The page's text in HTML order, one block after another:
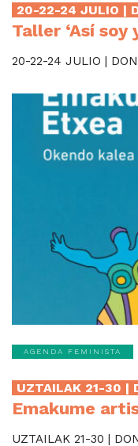
20-22-24 JULIO |
Taller ‘Así soy
20-22-24 JULIO |
AGENDA FEMINISTA
UZTAILAK 21-30 |
Emakume
UZTAILAK 21-30 |